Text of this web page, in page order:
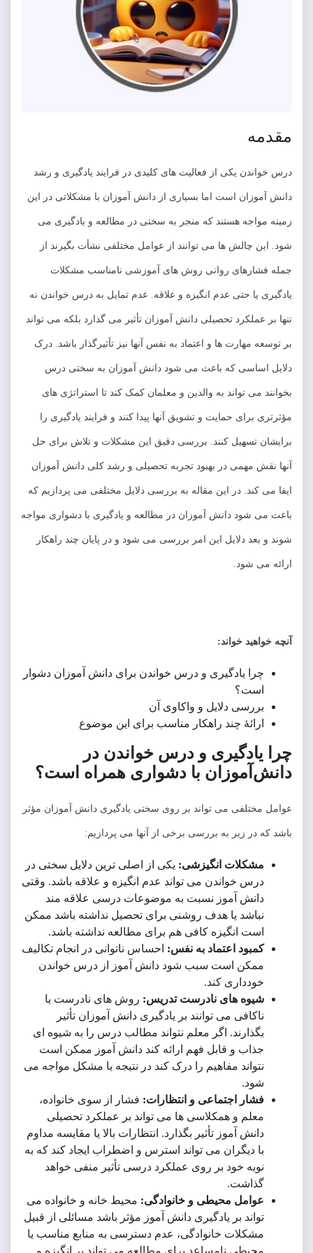
یکی از فعالیت های کلیدی در فرایند یادگیری و رشد
است اما بسیاری از دانش آموزان با مشکلاتی در این
هستند که منجر به سختی در مطالعه و یادگیری می
چالش ها می توانند از عوامل مختلفی نشأت بگیرند از
روانی روش های آموزشی نامناسب مشکلات
حتی عدم انگیزه و علاقه. عدم تمایل به درس خواندن نه
تحصیلی دانش آموزان تأثیر می گذارد بلکه می تواند
مهارت ها و اعتماد به نفس آنها نیز تأثیرگذار باشد. درک
که باعث می شود دانش آموزان به سختی درس
تواند به والدین و معلمان کمک کند تا استراتژی های
حمایت و تشویق آنها پیدا کنند و فرایند یادگیری را
تسهیل کنند. بررسی دقیق این مشکلات و تلاش برای حل
مهمی در بهبود تجربه تحصیلی و رشد کلی دانش آموزان
در این مقاله به بررسی دلایل مختلفی می پردازیم که
دانش آموزان در مطالعه و یادگیری با دشواری مواجه
دلایل این امر بررسی می شود و در پایان چند راهکار
شود.
خواند:
یادگیری و درس خواندن برای دانش آموزان دشوار
دلایل و واکاوی آن
چند راهکار مناسب برای این موضوع
و درس خواندن در
با دشواری همراه است؟
می تواند بر روی سختی یادگیری دانش آموزان مؤثر
زیر به بررسی برخی از آنها می پردازیم:
انگیزشی:یکی از اصلی ترین دلایل سختی در
خواندن می تواند عدم انگیزه و علاقه باشد. وقتی
آموز نسبت به موضوعات درسی علاقه مند
یا هدف روشنی برای تحصیل نداشته باشد ممکن
انگیزه کافی هم برای مطالعه نداشته باشد.
اعتماد به نفس:احساس ناتوانی در انجام تکالیف
است سبب شود دانش آموز از درس خواندن
کند.
های نادرست تدریس:روش های نادرست یا
می توانند بر یادگیری دانش آموزان تأثیر
اگر معلم نتواند مطالب درس را به شیوه ای
و قابل فهم ارائه کند دانش آموز ممکن است
مفاهیم را درک کند در نتیجه با مشکل مواجه می
اجتماعی و انتظارات: فشار از سوی خانواده،
و همکلاسی ها می تواند بر عملکرد تحصیلی
آموز تأثیر بگذارد. انتظارات بالا یا مقایسه مداوم
دیگران می تواند استرس و اضطراب ایجاد کند که به
خود بر روی عملکرد درسی تأثیر منفی خواهد
محیطی و خانوادگی:محیط خانه و خانواده می
بر یادگیری دانش آموز مؤثر باشد مسائلی از قبیل
خانوادگی، عدم دسترسی به منابع مناسب یا
نامساعد برای مطالعه می تواند بر انگیزه و